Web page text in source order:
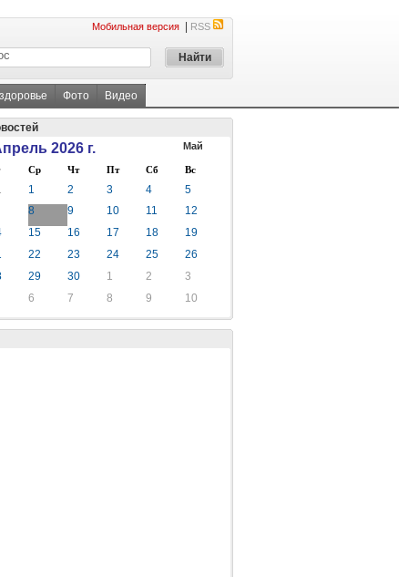
Мобильная версия RSS
Фото Видео
2026 г. Май
Ср Чт Пт Сб Вс
1 2 3 4
5
8 9 10 11
12
15 16 17 18
19
22 23 24 25
26
29 30 1 2
3
6 7 8 9 10